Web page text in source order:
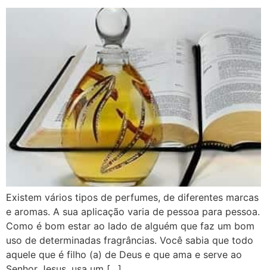
Existem vários tipos de perfumes, de diferentes marcas
e aromas. A sua aplicação varia de pessoa para pessoa.
Como é bom estar ao lado de alguém que faz um bom
uso de determinadas fragrâncias. Você sabia que todo
aquele que é filho (a) de Deus e que ama e serve ao